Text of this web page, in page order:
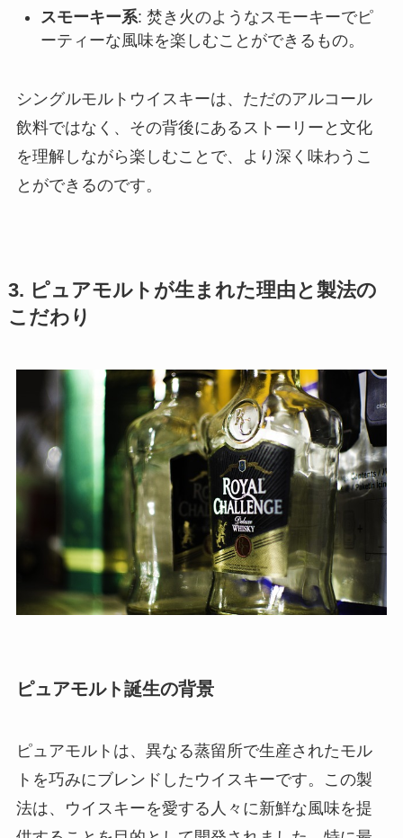
スモーキー系: 焚き火のようなスモーキーでピ
ーティーな風味を楽しむことができるもの。
シングルモルトウイスキーは、ただのアルコール
飲料ではなく、その背後にあるストーリーと文化
を理解しながら楽しむことで、より深く味わうこ
とができるのです。
3. ピュアモルトが生まれた理由と製法の
こだわり
ピュアモルト誕生の背景
ピュアモルトは、異なる蒸留所で生産されたモル
トを巧みにブレンドしたウイスキーです。この製
法は、ウイスキーを愛する人々に新鮮な風味を提